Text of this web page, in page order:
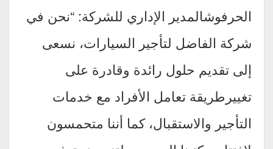
الحرفوشالمدير الإداري للشركة: “نحن في
شركة الفاضل لتأجير السيارات، نسعى
إلى تقديم حلول رائدة وقادرة على
تغييرطريقة تعامل الأفراد مع خدمات
التأجير والاستقبال، كما أننا متحمسون